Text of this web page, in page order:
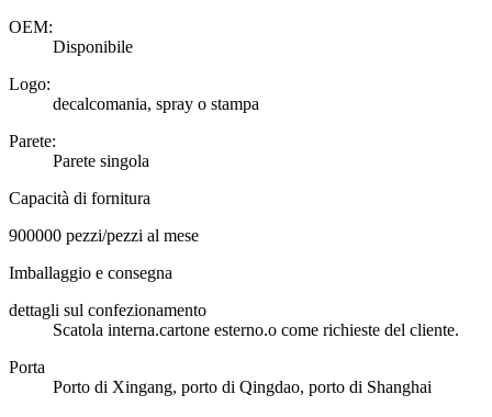
OEM:
Disponibile
Logo:
decalcomania, spray o stampa
Parete:
Parete singola
Capacità di fornitura
900000 pezzi/pezzi al mese
Imballaggio e consegna
dettagli sul confezionamento
Scatola interna.cartone esterno.o come richieste del cliente.
Porta
Porto di Xingang, porto di Qingdao, porto di Shanghai